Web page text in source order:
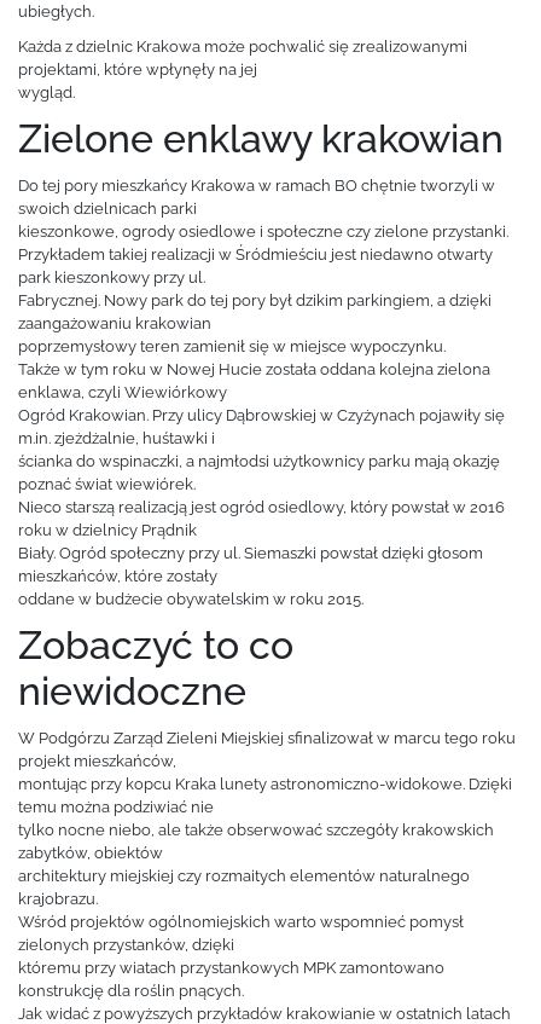
ubiegłych.
Każda z dzielnic Krakowa może pochwalić się zrealizowanymi
projektami, które wpłynęły na jej
wygląd.
Zielone enklawy krakowian
Do tej pory mieszkańcy Krakowa w ramach BO chętnie tworzyli w
swoich dzielnicach parki
kieszonkowe, ogrody osiedlowe i społeczne czy zielone przystanki.
Przykładem takiej realizacji w Śródmieściu jest niedawno otwarty
park kieszonkowy przy ul.
Fabrycznej. Nowy park do tej pory był dzikim parkingiem, a dzięki
zaangażowaniu krakowian
poprzemysłowy teren zamienił się w miejsce wypoczynku.
Także w tym roku w Nowej Hucie została oddana kolejna zielona
enklawa, czyli Wiewiórkowy
Ogród Krakowian. Przy ulicy Dąbrowskiej w Czyżynach pojawiły się
m.in. zjeżdżalnie, huśtawki i
ścianka do wspinaczki, a najmłodsi użytkownicy parku mają okazję
poznać świat wiewiórek.
Nieco starszą realizacją jest ogród osiedlowy, który powstał w 2016
roku w dzielnicy Prądnik
Biały. Ogród społeczny przy ul. Siemaszki powstał dzięki głosom
mieszkańców, które zostały
oddane w budżecie obywatelskim w roku 2015.
Zobaczyć to co
niewidoczne
W Podgórzu Zarząd Zieleni Miejskiej sfinalizował w marcu tego roku
projekt mieszkańców,
montując przy kopcu Kraka lunety astronomiczno-widokowe. Dzięki
temu można podziwiać nie
tylko nocne niebo, ale także obserwować szczegóły krakowskich
zabytków, obiektów
architektury miejskiej czy rozmaitych elementów naturalnego
krajobrazu.
Wśród projektów ogólnomiejskich warto wspomnieć pomysł
zielonych przystanków, dzięki
któremu przy wiatach przystankowych MPK zamontowano
konstrukcję dla roślin pnących.
Jak widać z powyższych przykładów krakowianie w ostatnich latach